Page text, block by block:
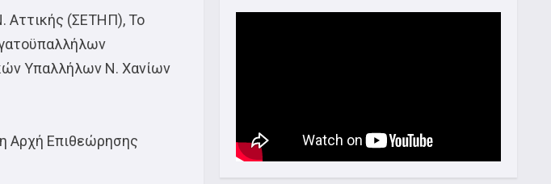
Αττικής (ΣΕΤΗΠ), Το
Υπαλλήλων Ν. Χανίων
Αρχή Επιθεώρησης